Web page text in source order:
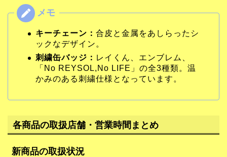
キーチェーン： 合皮と金属をあしらったシ
ックなデザイン。
刺繍缶バッジ： レイくん、エンブレム、
「No REYSOL,No LIFE」の全3種類。温
かみのある刺繍仕様となっています。
各商品の取扱店舗・営業時間まとめ
新商品の取扱状況